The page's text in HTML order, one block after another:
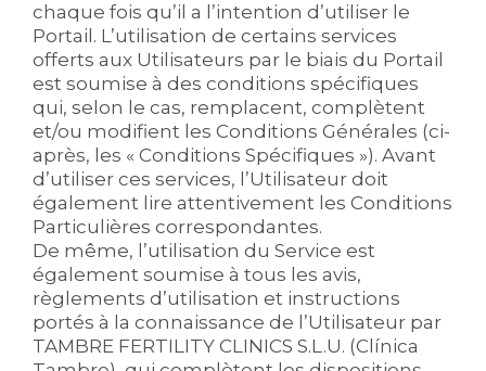
chaque fois qu’il a l’intention d’utiliser le
Portail. L’utilisation de certains services
offerts aux Utilisateurs par le biais du Portail
est soumise à des conditions spécifiques
qui, selon le cas, remplacent, complètent
et/ou modifient les Conditions Générales (ci-
après, les « Conditions Spécifiques »). Avant
d’utiliser ces services, l’Utilisateur doit
également lire attentivement les Conditions
Particulières correspondantes.
De même, l’utilisation du Service est
également soumise à tous les avis,
règlements d’utilisation et instructions
portés à la connaissance de l’Utilisateur par
TAMBRE FERTILITY CLINICS S.L.U. (Clínica